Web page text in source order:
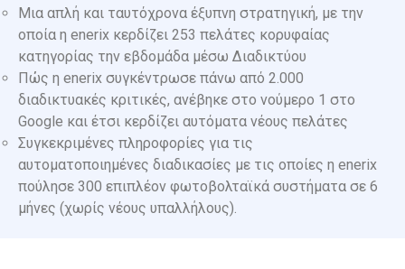
Μια απλή και ταυτόχρονα έξυπνη στρατηγική, με την
οποία η enerix κερδίζει 253 πελάτες κορυφαίας
κατηγορίας την εβδομάδα μέσω Διαδικτύου
Πώς η enerix συγκέντρωσε πάνω από 2.000
διαδικτυακές κριτικές, ανέβηκε στο νούμερο 1 στο
Google και έτσι κερδίζει αυτόματα νέους πελάτες
Συγκεκριμένες πληροφορίες για τις
αυτοματοποιημένες διαδικασίες με τις οποίες η enerix
πούλησε 300 επιπλέον φωτοβολταϊκά συστήματα σε 6
μήνες (χωρίς νέους υπαλλήλους).